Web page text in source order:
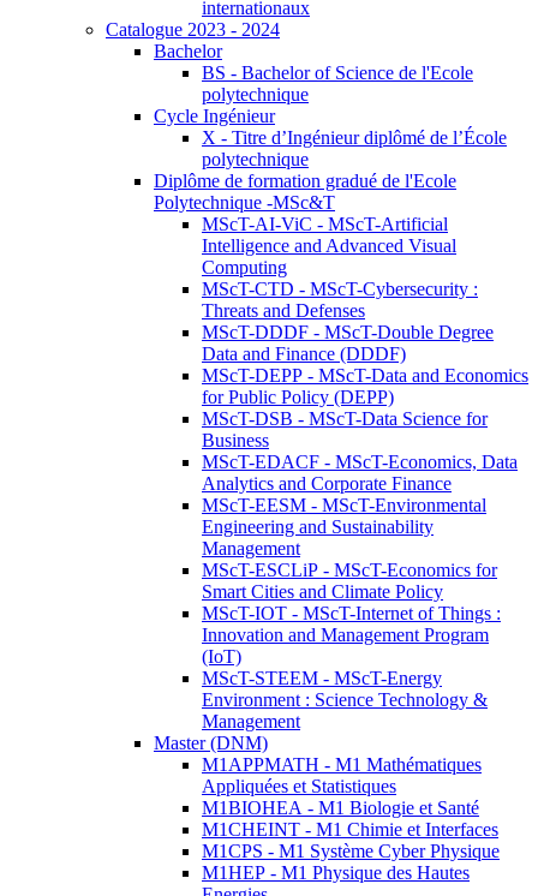
internationaux
Catalogue 2023 - 2024
Bachelor
BS - Bachelor of Science de l'Ecole
polytechnique
Cycle Ingénieur
X - Titre d’Ingénieur diplômé de l’École
polytechnique
Diplôme de formation gradué de l'Ecole
Polytechnique -MSc&T
MScT-AI-ViC - MScT-Artificial
Intelligence and Advanced Visual
Computing
MScT-CTD - MScT-Cybersecurity :
Threats and Defenses
MScT-DDDF - MScT-Double Degree
Data and Finance (DDDF)
MScT-DEPP - MScT-Data and Economics
for Public Policy (DEPP)
MScT-DSB - MScT-Data Science for
Business
MScT-EDACF - MScT-Economics, Data
Analytics and Corporate Finance
MScT-EESM - MScT-Environmental
Engineering and Sustainability
Management
MScT-ESCLiP - MScT-Economics for
Smart Cities and Climate Policy
MScT-IOT - MScT-Internet of Things :
Innovation and Management Program
(IoT)
MScT-STEEM - MScT-Energy
Environment : Science Technology &
Management
Master (DNM)
M1APPMATH - M1 Mathématiques
Appliquées et Statistiques
M1BIOHEA - M1 Biologie et Santé
M1CHEINT - M1 Chimie et Interfaces
M1CPS - M1 Système Cyber Physique
M1HEP - M1 Physique des Hautes